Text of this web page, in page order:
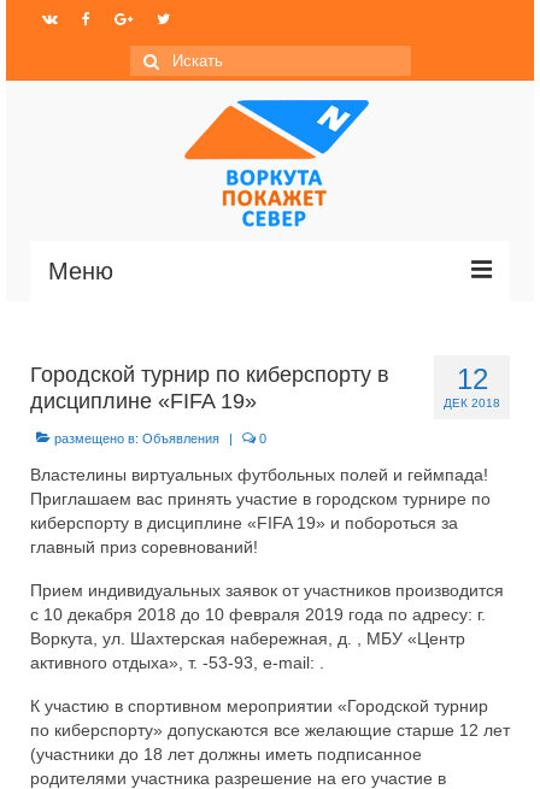
Искать:
Меню
Новости
МО ГО «Воркута»
Базы отдыха
О центре
Контакты
12
ДЕК 2018
Городской турнир по киберспорту в
дисциплине «FIFA 19»
размещено в: Объявления | 0
Властелины виртуальных футбольных полей и геймпада!
Приглашаем вас принять участие в городском турнире по
киберспорту в дисциплине «FIFA 19» и побороться за
главный приз соревнований!
Прием индивидуальных заявок от участников производится
с 10 декабря 2018 до 10 февраля 2019 года по адресу: г.
Воркута, ул. Шахтерская набережная, д. , МБУ «Центр
активного отдыха», т. -53-93, e-mail: .
К участию в спортивном мероприятии «Городской турнир
по киберспорту» допускаются все желающие старше 12 лет
(участники до 18 лет должны иметь подписанное
родителями участника разрешение на его участие в